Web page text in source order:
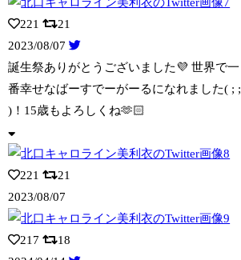
221
21
2023/08/07
誕生祭ありがとうございました💜 世界で一
番幸せなばーすでーがーるになれました( ; ;
)！15歳もよろしくね🫶🏻
221
21
2023/08/07
217
18